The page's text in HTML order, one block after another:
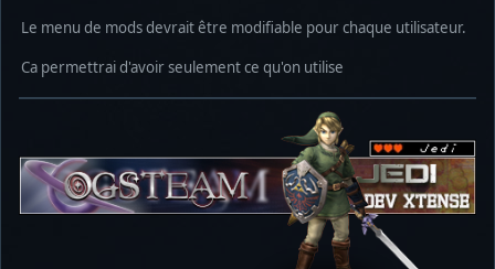
Le menu de mods devrait être modifiable pour chaque utilisateur.
Ca permettrai d'avoir seulement ce qu'on utilise